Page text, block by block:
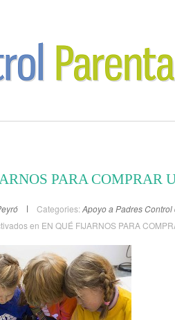
PARA COMPRAR
Categories: Apoyo a PadresControl
en EN QUÉ FIJARNOS PARA